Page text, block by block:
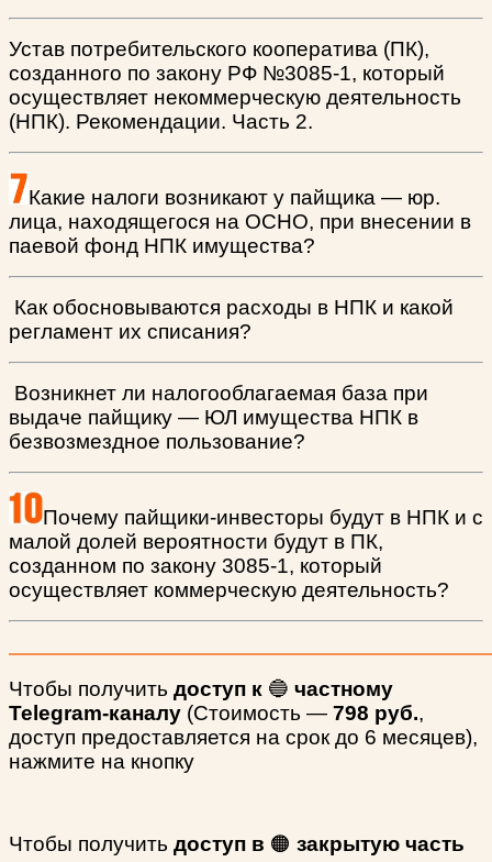
Устав потребительского кооператива (ПК),
созданного по закону РФ №3085-1, который
осуществляет некоммерческую деятельность
(НПК). Рекомендации. Часть 2.
Какие налоги возникают у пайщика — юр.
лица, находящегося на ОСНО, при внесении в
паевой фонд НПК имущества?
Как обосновываются расходы в НПК и какой
регламент их списания?
Возникнет ли налогооблагаемая база при
выдаче пайщику — ЮЛ имущества НПК в
безвозмездное пользование?
Почему пайщики-инвесторы будут в НПК и с
малой долей вероятности будут в ПК,
созданном по закону 3085-1, который
осуществляет коммерческую деятельность?
Чтобы получить доступ к 🔵 частному
Telegram-каналу (Стоимость — 798 руб.,
доступ предоставляется на срок до 6 месяцев),
нажмите на кнопку
Чтобы получить доступ в 🟠 закрытую часть